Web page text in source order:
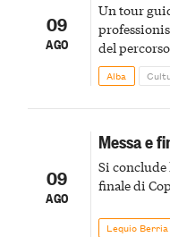
09
AGO
Un tour
del
Alba
09
AGO
Messa e
Si conclude
finale di
Lequio Berria